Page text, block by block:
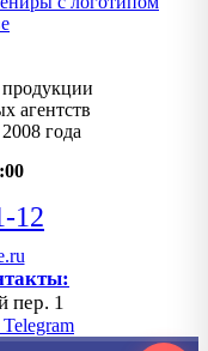
агентств
года
12
пер. 1
Telegram